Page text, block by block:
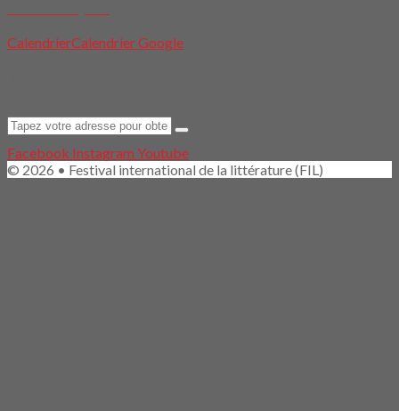
CalendrierCalendrier Google
Facebook Instagram Youtube
© 2026 • Festival international de la littérature (FIL)